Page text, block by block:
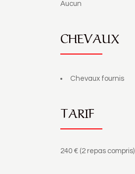
Aucun
CHEVAUX
Chevaux fournis
TARIF
240 € (2 repas compris)